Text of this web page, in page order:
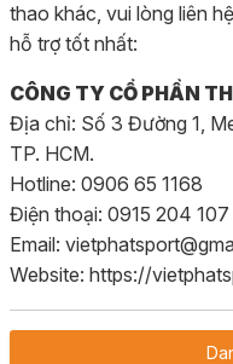
thao khác, vui lòng liên
hỗ trợ tốt nhất:
CÔNG TY CỔ PHẦN
Địa chỉ: Số 3 Đường 1,
TP. HCM.
Hotline: 0906 65 1168
Điện thoại: 0915 204 107
Email:
Website: https://